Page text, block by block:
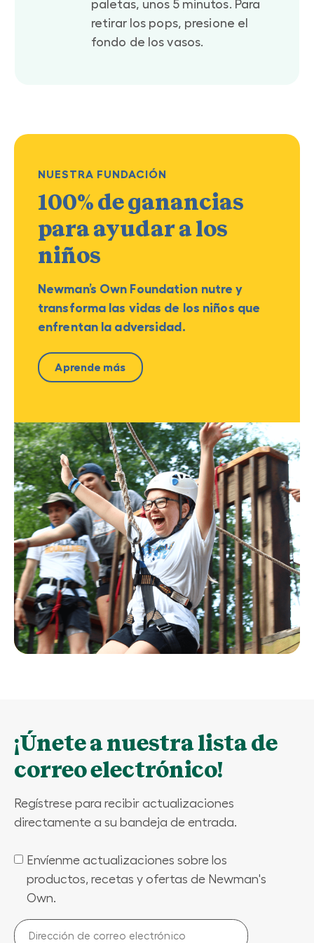
paletas, unos 5 minutos. Para
retirar los pops, presione el
fondo de los vasos.
NUESTRA FUNDACIÓN
100% de ganancias
para ayudar a los
niños
Newman’s Own Foundation nutre y
transforma las vidas de los niños que
enfrentan la adversidad.
Aprende más
¡Únete a nuestra lista de
correo electrónico!
Regístrese para recibir actualizaciones
directamente a su bandeja de entrada.
(Required)
Envíenme actualizaciones sobre los
productos, recetas y ofertas de Newman's
Own.
Dirección